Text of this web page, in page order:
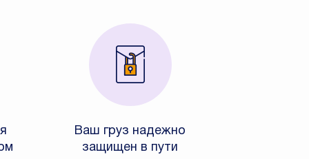
Ваш груз надежно
защищен в пути